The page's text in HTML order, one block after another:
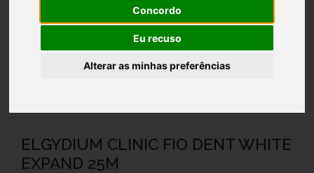
Concordo
Eu recuso
Alterar as minhas preferências
ELGYDIUM CLINIC FIO DENT WHITE
EXPAND 25M